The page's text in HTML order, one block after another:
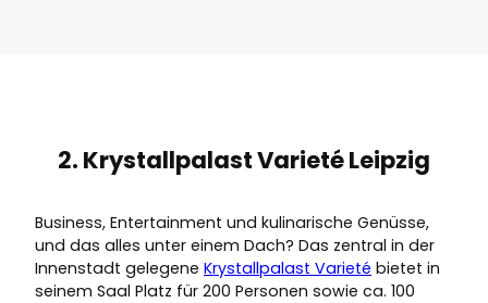
2. Krystallpalast Varieté Leipzig
Business, Entertainment und kulinarische Genüsse,
und das alles unter einem Dach? Das zentral in der
Innenstadt gelegene Krystallpalast Varieté bietet in
seinem Saal Platz für 200 Personen sowie ca. 100